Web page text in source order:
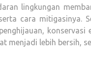
lingkungan
cara mitigasinya.
menjadi lebih bersih,